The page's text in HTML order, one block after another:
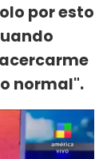
por esto
normal".